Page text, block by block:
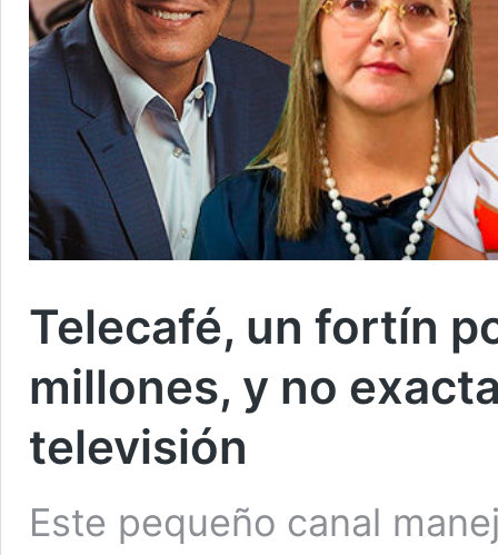
Telecafé, un fortín
millones, y no
televisión
Este pequeño canal